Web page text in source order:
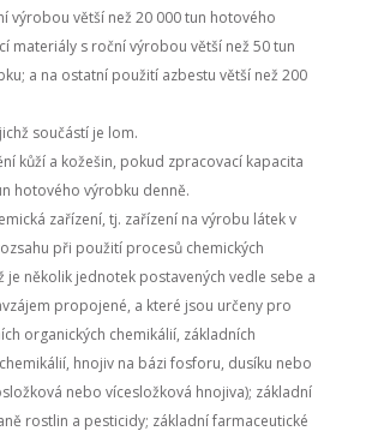
výrobou větší než 20 000 tun hotového
materiály s roční výrobou větší než 50 tun
a na ostatní použití azbestu větší než 200
součástí je lom.
kůží a kožešin, pokud zpracovací kapacita
hotového výrobku denně.
zařízení, tj. zařízení na výrobu látek v
při použití procesů chemických
je několik jednotek postavených vedle sebe a
propojené, a které jsou určeny pro
organických chemikálií, základních
hnojiv na bázi fosforu, dusíku nebo
nebo vícesložková hnojiva); základní
rostlin a pesticidy; základní farmaceutické